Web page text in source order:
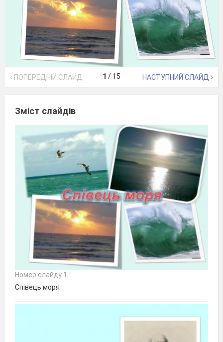
ПОПЕРЕДНІЙ СЛАЙД 1 / 15 НАСТУПНИЙ СЛАЙД
Зміст слайдів
Номер слайду 1
Співець моря